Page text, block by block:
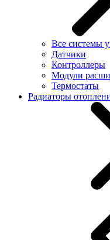
Все системы
Датчики
Контроллеры
Модули
Термостаты
Радиаторы